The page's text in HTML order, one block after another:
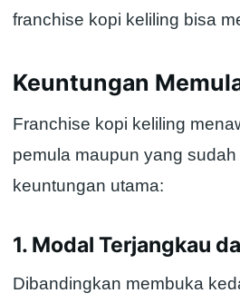
franchise kopi keliling bisa
Keuntungan
Franchise kopi keliling
pemula maupun yang
keuntungan utama:
1. Modal Terjangkau
Dibandingkan membuka